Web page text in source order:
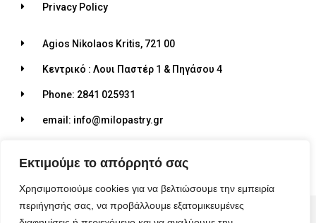
Εκτιμούμε το απόρρητό σας
Χρησιμοποιούμε cookies για να βελτιώσουμε την εμπειρία
περιήγησής σας, να προβάλλουμε εξατομικευμένες
Privacy Policy
Agios Nikolaos Kritis, 721 00
Κεντρικό : Λουι Παστέρ 1 & Πηγάσου 4
Phone: 2841 025931
email: info@milopastry.gr
© 2026 ALL RIGHTS RESERVED​